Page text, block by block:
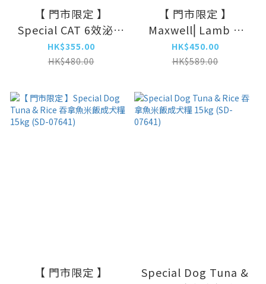
【 門市限定 】
Special CAT 6效泌尿
道護理 鮮雞肉 全貓配
方 7kg (SC-0286)
HK$355.00
HK$480.00
【 門市限定 】
Maxwell⎜Lamb &
Rice 羊肉米飯配方狗
糧 33lbs(MXA-01)
HK$450.00
HK$589.00
【 門市限定 】
Special Dog Tuna &